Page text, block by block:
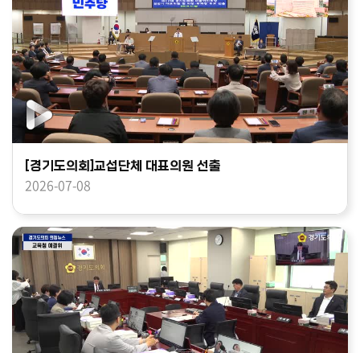
[경기도의회]교섭단체 대표의원 선출
2026-07-08